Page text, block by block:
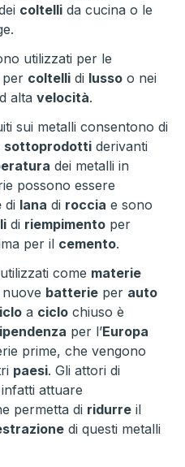
coltelli da cucina o le
utilizzati per le
per coltelli di lusso o nei
alta velocità.
sui metalli consentono di
sottoprodotti derivanti
dei metalli in
possono essere
di lana di roccia e sono
di riempimento per
per il cemento.
come materie
nuove batterie per auto
a ciclo chiuso è
per l’Europa
prime, che vengono
paesi. Gli attori di
attuare
permetta di ridurre il
di questi metalli